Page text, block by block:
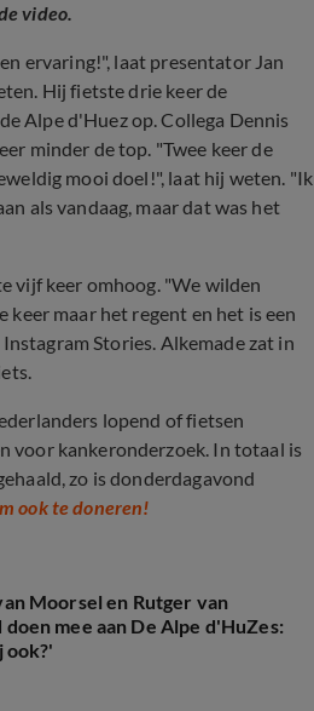
video.
ervaring!", laat presentator Jan
Hij fietste drie keer de
Alpe d'Huez op. Collega Dennis
minder de top. "Twee keer de
mooi doel!", laat hij weten. "Ik
als vandaag, maar dat was het
vijf keer omhoog. "We wilden
keer maar het regent en het is een
Stories. Alkemade zat in
lopend of fietsen
voor kankeronderzoek. In totaal is
zo is donderdagavond
ook te doneren!
Moorsel en Rutger van
mee aan De Alpe d'HuZes:
ook?'